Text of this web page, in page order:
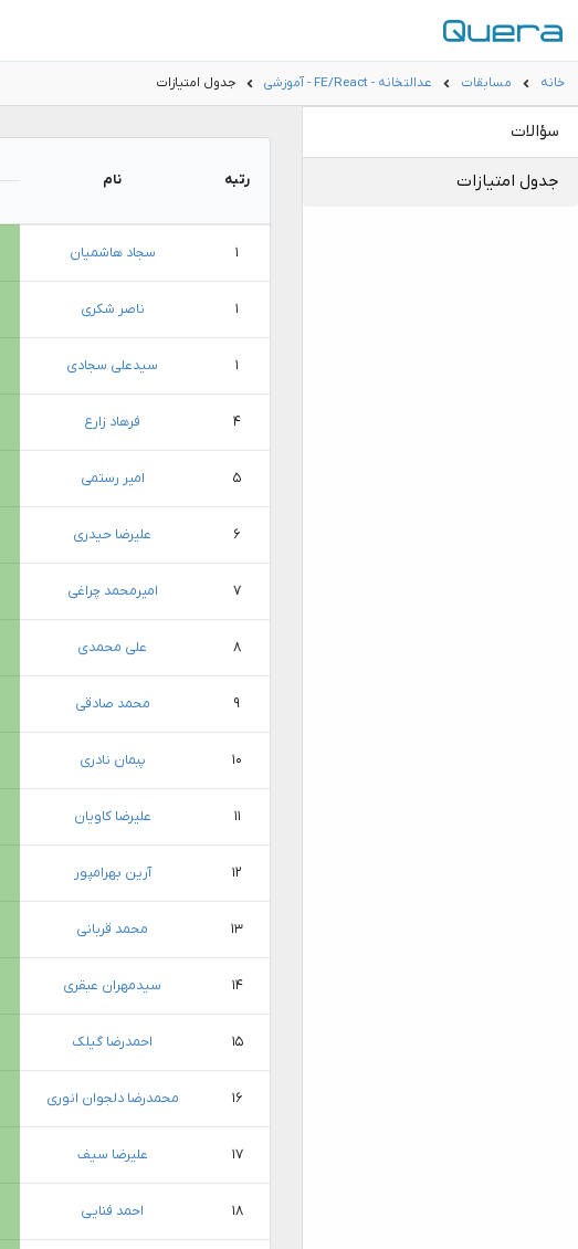
خانه مسابقات عدالتخانه - FE/React - آموزشی جدول امتیازات
سؤالات
جدول امتیازات رتبه نام
۱ سجاد هاشمیان
۱ ناصر شکری
۱ سیدعلی سجادی
۴ فرهاد زارع
۵ امیر رستمی
۶ علیرضا حیدری
۷ امیرمحمد چراغی
۸ علی محمدی
۹ محمد صادقی
۱۰ پبمان نادری
۱۱ علیرضا کاویان
۱۲ آرین بهرامپور
۱۳ محمد قربانی
۱۴ سیدمهران عبقری
۱۵ احمدرضا گیلک
۱۶ محمدرضا دلجوان انوری
۱۷ علیرضا سیف
۱۸ احمد فنایی